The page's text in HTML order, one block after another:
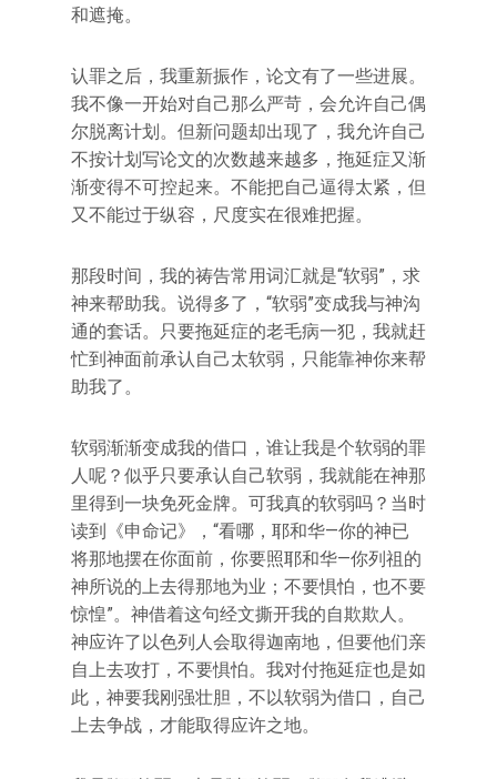
和遮掩。
认罪之后，我重新振作，论文有了一些进展。
我不像一开始对自己那么严苛，会允许自己偶
尔脱离计划。但新问题却出现了，我允许自己
不按计划写论文的次数越来越多，拖延症又渐
渐变得不可控起来。不能把自己逼得太紧，但
又不能过于纵容，尺度实在很难把握。
那段时间，我的祷告常用词汇就是“软弱”，求
神来帮助我。说得多了，“软弱”变成我与神沟
通的套话。只要拖延症的老毛病一犯，我就赶
忙到神面前承认自己太软弱，只能靠神你来帮
助我了。
软弱渐渐变成我的借口，谁让我是个软弱的罪
人呢？似乎只要承认自己软弱，我就能在神那
里得到一块免死金牌。可我真的软弱吗？当时
读到《申命记》，“看哪，耶和华—你的神已
将那地摆在你面前，你要照耶和华—你列祖的
神所说的上去得那地为业；不要惧怕，也不要
惊惶”。神借着这句经文撕开我的自欺欺人。
神应许了以色列人会取得迦南地，但要他们亲
自上去攻打，不要惧怕。我对付拖延症也是如
此，神要我刚强壮胆，不以软弱为借口，自己
上去争战，才能取得应许之地。